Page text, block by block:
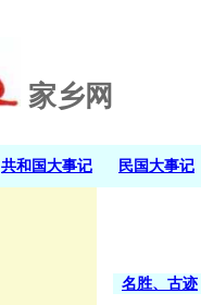
家乡网
共和国大事记 民国大事记
名胜、古迹